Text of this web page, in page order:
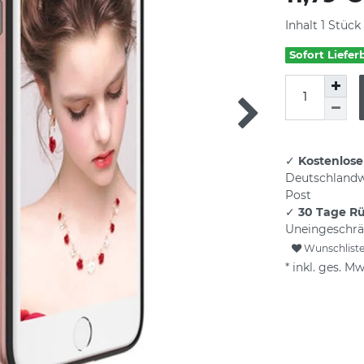
Inhalt 1 Stück
Sofort
✓
Post
✓ 30 Tage
Wunschliste
* inkl. ges.